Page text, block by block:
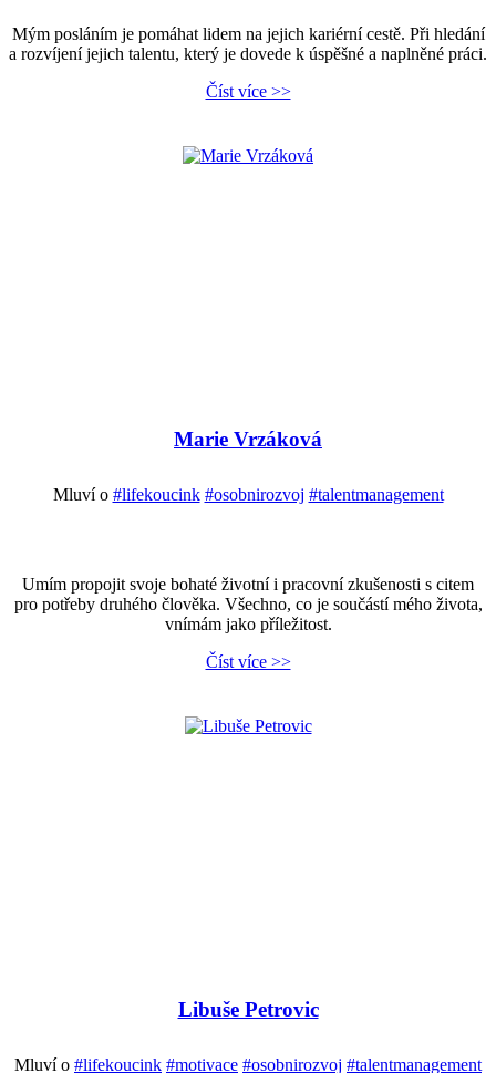
Mým posláním je pomáhat lidem na jejich kariérní cestě. Při hledání
a rozvíjení jejich talentu, který je dovede k úspěšné a naplněné práci.
Číst více >>
Marie Vrzáková
Mluví o #lifekoucink #osobnirozvoj #talentmanagement
Umím propojit svoje bohaté životní i pracovní zkušenosti s citem
pro potřeby druhého člověka. Všechno, co je součástí mého života,
vnímám jako příležitost.
Číst více >>
Libuše Petrovic
Mluví o #lifekoucink #motivace #osobnirozvoj #talentmanagement